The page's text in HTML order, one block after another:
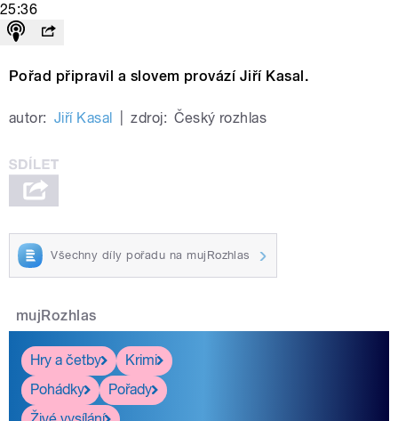
25:36
Pořad připravil a slovem provází Jiří Kasal.
autor: Jiří Kasal zdroj: Český rozhlas
Všechny díly pořadu na mujRozhlas
mujRozhlas
Hry a četby
Krimi
Pohádky
Pořady